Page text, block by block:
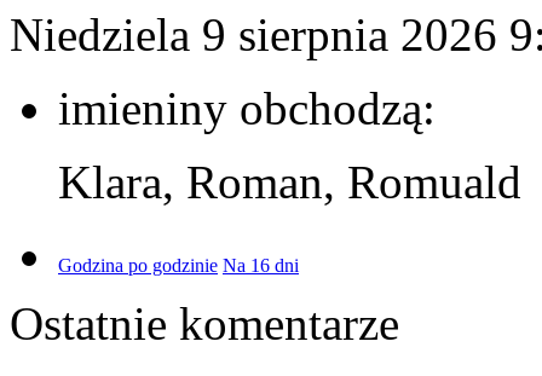
Niedziela 9 sierpnia 2026
imieniny obchodzą:
Klara, Roman, Romuald
Godzina po godzinie Na 16 dni
Ostatnie komentarze